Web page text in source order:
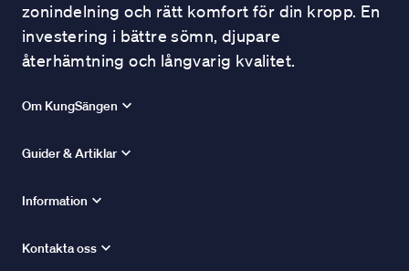
zonindelning och rätt komfort för din kropp. En
investering i bättre sömn, djupare
återhämtning och långvarig kvalitet.
Om KungSängen
Guider & Artiklar
Information
Kontakta oss